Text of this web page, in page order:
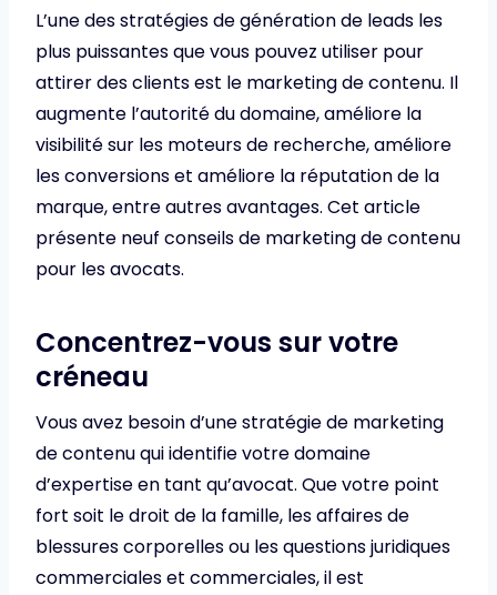
L’une des stratégies de génération de leads les
plus puissantes que vous pouvez utiliser pour
attirer des clients est le marketing de contenu. Il
augmente l’autorité du domaine, améliore la
visibilité sur les moteurs de recherche, améliore
les conversions et améliore la réputation de la
marque, entre autres avantages. Cet article
présente neuf conseils de marketing de contenu
pour les avocats.
Concentrez-vous sur votre
créneau
Vous avez besoin d’une stratégie de marketing
de contenu qui identifie votre domaine
d’expertise en tant qu’avocat. Que votre point
fort soit le droit de la famille, les affaires de
blessures corporelles ou les questions juridiques
commerciales et commerciales, il est